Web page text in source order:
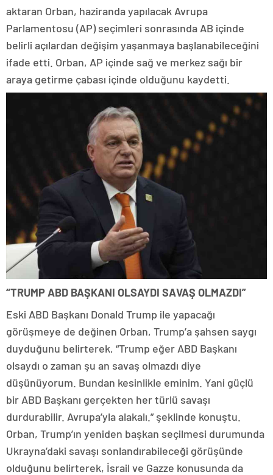
aktaran Orban, haziranda yapılacak Avrupa
Parlamentosu (AP) seçimleri sonrasında AB içinde
belirli açılardan değişim yaşanmaya başlanabileceğini
ifade etti. Orban, AP içinde sağ ve merkez sağı bir
araya getirme çabası içinde olduğunu kaydetti.
“TRUMP ABD BAŞKANI OLSAYDI SAVAŞ OLMAZDI”
Eski ABD Başkanı Donald Trump ile yapacağı
görüşmeye de değinen Orban, Trump’a şahsen saygı
duyduğunu belirterek, “Trump eğer ABD Başkanı
olsaydı o zaman şu an savaş olmazdı diye
düşünüyorum. Bundan kesinlikle eminim. Yani güçlü
bir ABD Başkanı gerçekten her türlü savaşı
durdurabilir. Avrupa’yla alakalı.” şeklinde konuştu.
Orban, Trump’ın yeniden başkan seçilmesi durumunda
Ukrayna’daki savaşı sonlandırabileceği görüşünde
olduğunu belirterek, İsrail ve Gazze konusunda da